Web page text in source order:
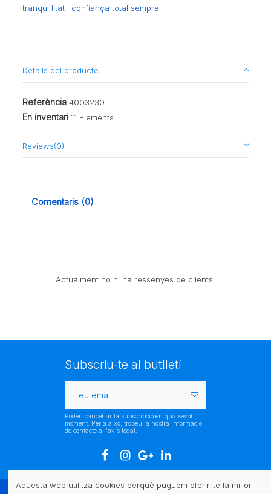
tranquil·litat i confiança total sempre
Detalls del producte
Referència 4003230
En inventari 11 Elements
Reviews(0)
Comentaris (0)
Actualment no hi ha ressenyes de clients.
Subscriu-te al butlletí
Podeu cancel·lar la subscripció en qualsevol
moment. Per a això, trobeu la nostra informació
de contacte a l'avís legal.
Aquesta web utilitza cookies perquè puguem oferir-te la millor